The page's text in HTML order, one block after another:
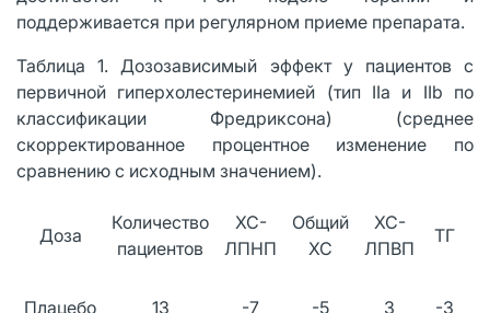
поддерживается при регулярном приеме препарата.
Таблица 1. Дозозависимый эффект у пациентов с
первичной гиперхолестеринемией (тип ΙΙа и ΙΙb по
классификации Фредриксона) (среднее
скорректированное процентное изменение по
сравнению с исходным значением).
Доза
Количество
пациентов
ХС-
ЛПНП
Общий
ХС
ХС-
ЛПВП
ТГ
Плацебо 13 -7 -5 3 -3